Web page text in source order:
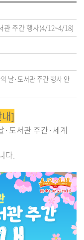
관 주간 행사(4/12~4/18)
날·도서관 주간 행사 안
]
·도서관 주간·세계
다.